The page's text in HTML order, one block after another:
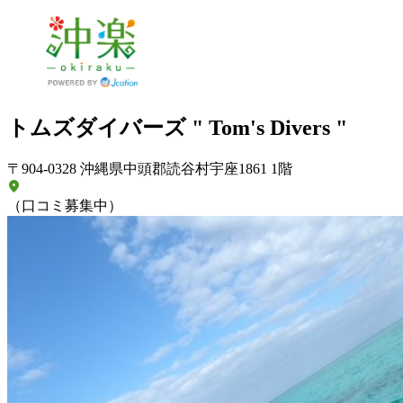
トムズダイバーズ " Tom's Divers "
〒904-0328 沖縄県中頭郡読谷村宇座1861 1階
（口コミ募集中）